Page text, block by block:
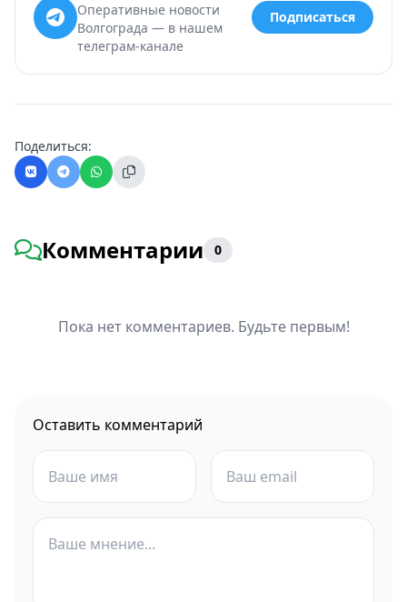
Оперативные новости
Волгограда — в нашем
телеграм-канале
Подписаться
Поделиться:
Комментарии 0
Пока нет комментариев. Будьте первым!
Оставить комментарий